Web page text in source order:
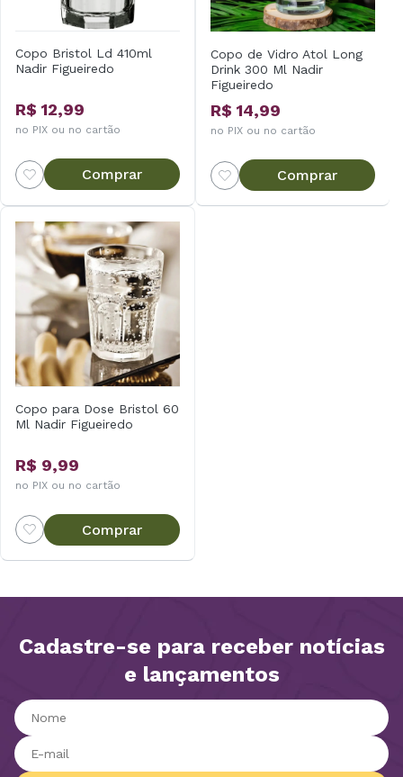
Copo Bristol Ld 410ml
Nadir Figueiredo
R$ 12,99
no PIX ou no cartão
Comprar
Copo de Vidro Atol Long
Drink 300 Ml Nadir
Figueiredo
R$ 14,99
no PIX ou no cartão
Comprar
Copo para Dose Bristol 60
Ml Nadir Figueiredo
R$ 9,99
no PIX ou no cartão
Comprar
Cadastre-se para receber notícias
e lançamentos